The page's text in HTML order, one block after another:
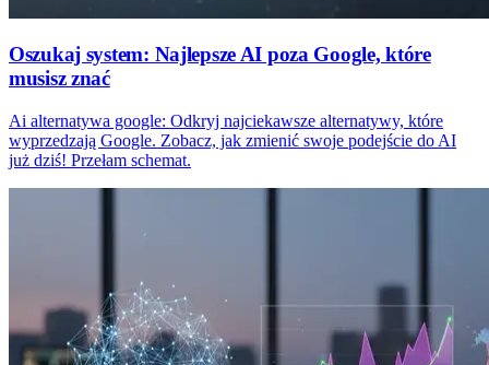
Oszukaj system: Najlepsze AI poza Google, które
musisz znać
Ai alternatywa google: Odkryj najciekawsze alternatywy, które
wyprzedzają Google. Zobacz, jak zmienić swoje podejście do AI
już dziś! Przełam schemat.